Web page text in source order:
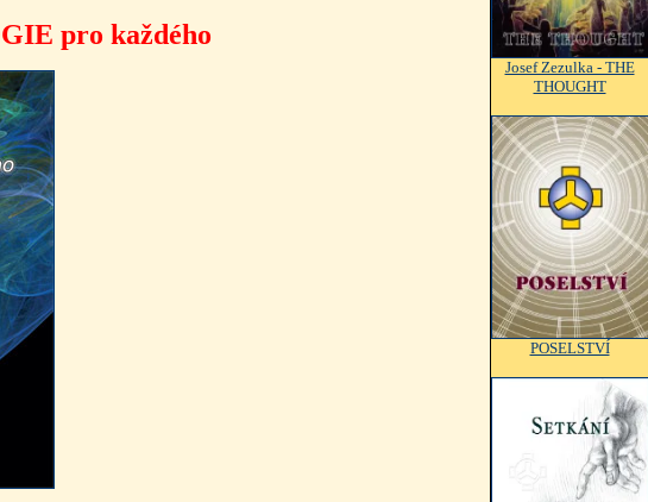
pro každého
Josef Zezulka - THE
THOUGHT
POSELSTVÍ